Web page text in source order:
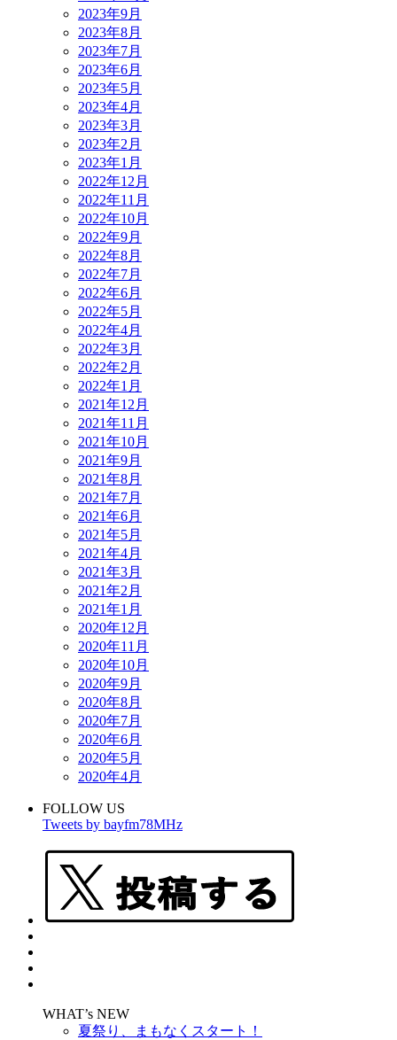
2023年9月
2023年8月
2023年7月
2023年6月
2023年5月
2023年4月
2023年3月
2023年2月
2023年1月
2022年12月
2022年11月
2022年10月
2022年9月
2022年8月
2022年7月
2022年6月
2022年5月
2022年4月
2022年3月
2022年2月
2022年1月
2021年12月
2021年11月
2021年10月
2021年9月
2021年8月
2021年7月
2021年6月
2021年5月
2021年4月
2021年3月
2021年2月
2021年1月
2020年12月
2020年11月
2020年10月
2020年9月
2020年8月
2020年7月
2020年6月
2020年5月
2020年4月
FOLLOW US
Tweets by bayfm78MHz
WHAT’s NEW
夏祭り、まもなくスタート！